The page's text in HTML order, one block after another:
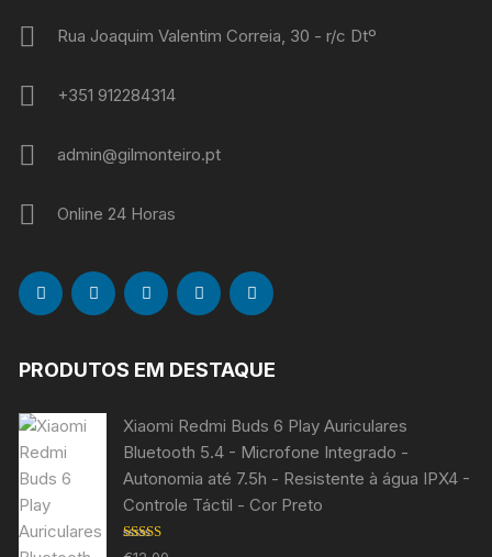
Rua Joaquim Valentim Correia, 30 - r/c Dtº
+351 912284314
admin@gilmonteiro.pt
Online 24 Horas
PRODUTOS EM DESTAQUE
Xiaomi Redmi Buds 6 Play Auriculares
Bluetooth 5.4 - Microfone Integrado -
Autonomia até 7.5h - Resistente à água IPX4 -
Controle Táctil - Cor Preto
Avaliação